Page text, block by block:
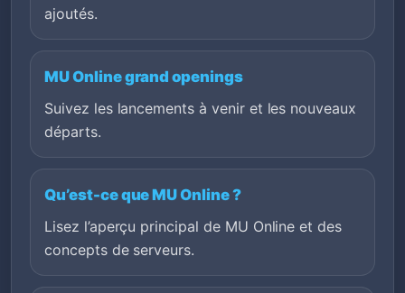
ajoutés.
MU Online grand openings
Suivez les lancements à venir et les nouveaux
départs.
Qu’est-ce que MU Online ?
Lisez l’aperçu principal de MU Online et des
concepts de serveurs.